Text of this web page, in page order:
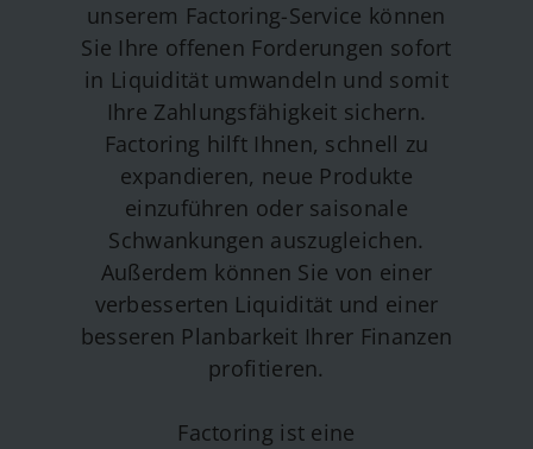
unserem Factoring-Service können
Sie Ihre offenen Forderungen sofort
in Liquidität umwandeln und somit
Ihre Zahlungsfähigkeit sichern.
Factoring hilft Ihnen, schnell zu
expandieren, neue Produkte
einzuführen oder saisonale
Schwankungen auszugleichen.
Außerdem können Sie von einer
verbesserten Liquidität und einer
besseren Planbarkeit Ihrer Finanzen
profitieren.
Factoring ist eine